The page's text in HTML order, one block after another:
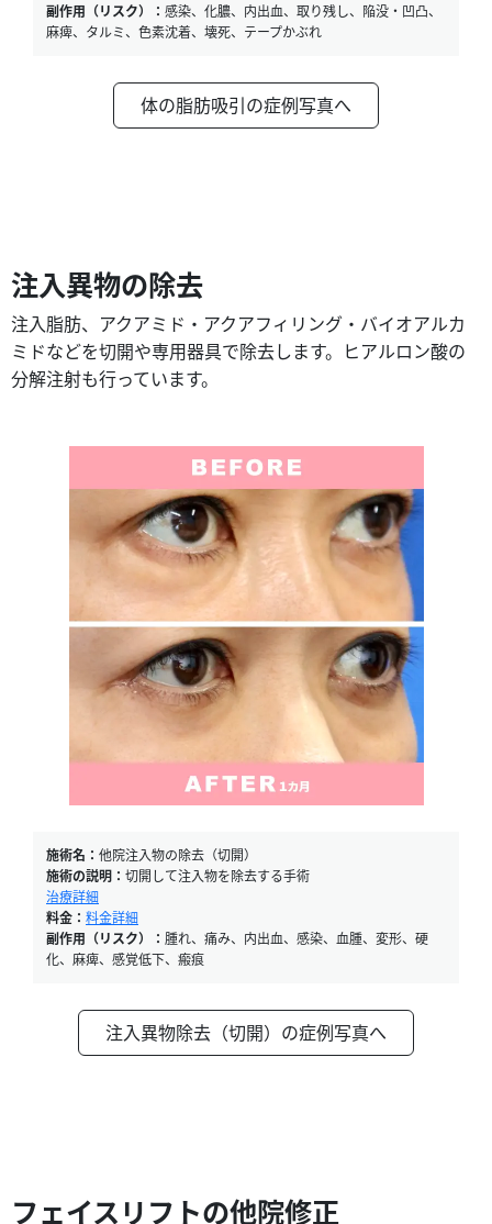
副作用（リスク）： 感染、化膿、内出血、取り残し、陥没・凹凸、
麻痺、タルミ、色素沈着、壊死、テープかぶれ
体の脂肪吸引の症例写真へ
注入異物の除去
注入脂肪、アクアミド・アクアフィリング・バイオアルカ
ミドなどを切開や専用器具で除去します。ヒアルロン酸の
分解注射も行っています。
施術名： 他院注入物の除去（切開）
施術の説明： 切開して注入物を除去する手術
治療詳細
料金： 料金詳細
副作用（リスク）： 腫れ、痛み、内出血、感染、血腫、変形、硬
化、麻痺、感覚低下、瘢痕
注入異物除去（切開）の症例写真へ
フェイスリフトの他院修正